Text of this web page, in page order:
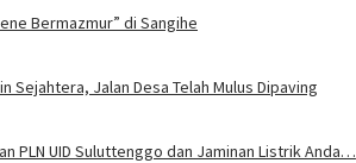
Bermazmur” di Sangihe
Sejahtera, Jalan Desa Telah Mulus Dipaving
PLN UID Suluttenggo dan Jaminan Listrik Anda…